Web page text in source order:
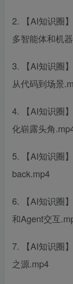
2. 【AI知识圈
多智能体和机
3. 【AI知识圈
从代码到场景
4. 【AI知识圈
化崭露头角
5. 【AI知识圈
back.mp4
6. 【AI知识圈
和Agent交互
7. 【AI知识圈
之源.mp4